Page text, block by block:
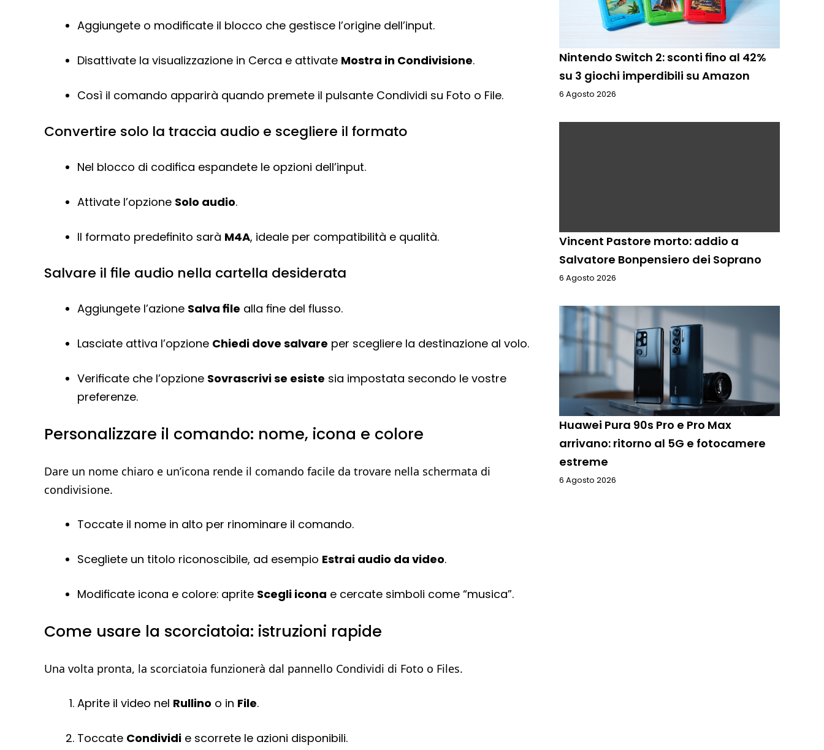
Aggiungete o modificate il blocco che gestisce l’origine dell’input.
Disattivate la visualizzazione in Cerca e attivate Mostra in Condivisione.
Così il comando apparirà quando premete il pulsante Condividi su Foto o File.
Convertire solo la traccia audio e scegliere il formato
Nel blocco di codifica espandete le opzioni dell’input.
Attivate l’opzione Solo audio.
Il formato predefinito sarà M4A, ideale per compatibilità e qualità.
Salvare il file audio nella cartella desiderata
Aggiungete l’azione Salva file alla fine del flusso.
Lasciate attiva l’opzione Chiedi dove salvare per scegliere la destinazione al volo.
Verificate che l’opzione Sovrascrivi se esiste sia impostata secondo le vostre
preferenze.
Personalizzare il comando: nome, icona e colore
Dare un nome chiaro e un’icona rende il comando facile da trovare nella schermata di
condivisione.
Toccate il nome in alto per rinominare il comando.
Scegliete un titolo riconoscibile, ad esempio Estrai audio da video.
Modificate icona e colore: aprite Scegli icona e cercate simboli come “musica”.
Come usare la scorciatoia: istruzioni rapide
Una volta pronta, la scorciatoia funzionerà dal pannello Condividi di Foto o Files.
Aprite il video nel Rullino o in File.
Toccate Condividi e scorrete le azioni disponibili.
Nintendo Switch 2: sconti fino al 42%
su 3 giochi imperdibili su Amazon
6 Agosto 2026
Vincent Pastore morto: addio a
Salvatore Bonpensiero dei Soprano
6 Agosto 2026
Huawei Pura 90s Pro e Pro Max
arrivano: ritorno al 5G e fotocamere
estreme
6 Agosto 2026